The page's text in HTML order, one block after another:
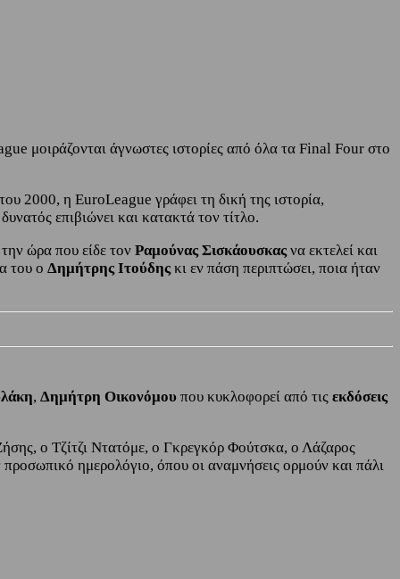
μοιράζονται άγνωστες ιστορίες από όλα τα Final Four στο
2000, η EuroLeague γράφει τη δική της ιστορία,
επιβιώνει και κατακτά τον τίτλο.
την ώρα που είδε τον Ραμούνας Σισκάουσκας να εκτελεί και
του ο Δημήτρης Ιτούδης κι εν πάση περιπτώσει, ποια ήταν
, Δημήτρη Οικονόμου που κυκλοφορεί από τις εκδόσεις
ο Τζίτζι Ντατόμε, ο Γκρεγκόρ Φούτσκα, ο Λάζαρος
ημερολόγιο, όπου οι αναμνήσεις ορμούν και πάλι